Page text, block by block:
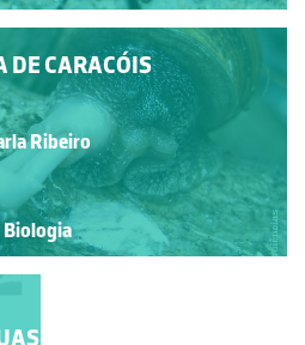
DE CARACÓIS
Ribeiro
Biologia